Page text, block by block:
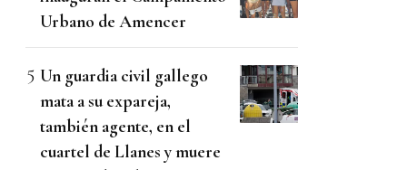
Urbano de Amencer
Un guardia civil gallego
mata a su expareja,
también agente, en el
cuartel de Llanes y muere